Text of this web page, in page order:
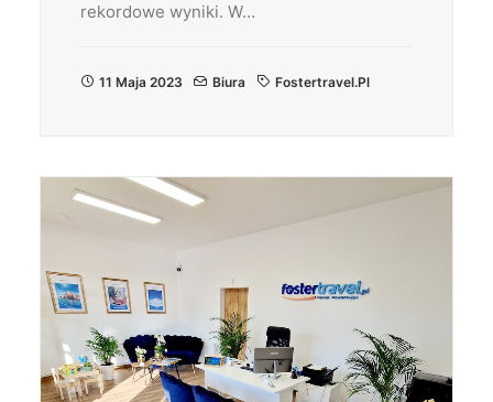
rekordowe wyniki. W…
11 Maja 2023 Biura Fostertravel.pl